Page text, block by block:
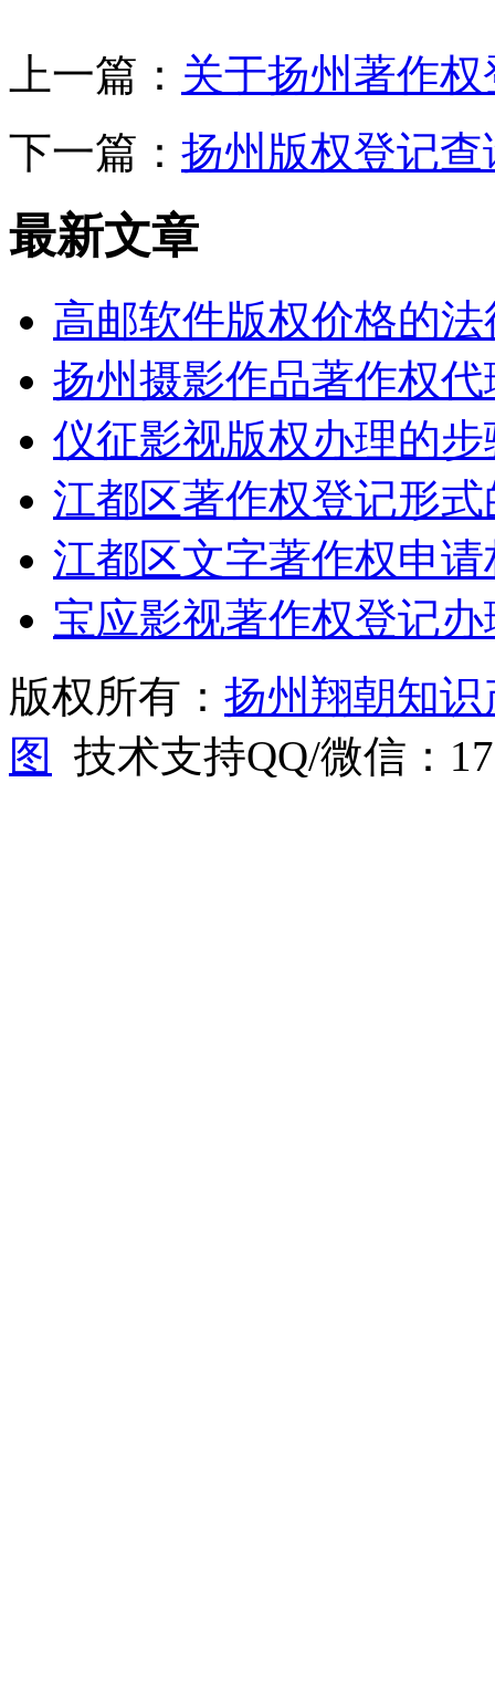
上一篇： 关于扬州著作
下一篇： 扬州版权登记
最新文章
高邮软件版权价格的
扬州摄影作品著作权
仪征影视版权办理的
江都区著作权登记形
江都区文字著作权申
宝应影视著作权登记
版权所有： 扬州翔朝知
图
技术支持QQ/微信：